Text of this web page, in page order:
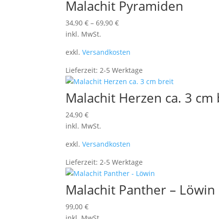
Malachit Pyramiden
34,90€ –69,90€
inkl. MwSt.
exkl.Versandkosten
Lieferzeit:2-5 Werktage
Malachit Herzen ca. 3
24,90€
inkl. MwSt.
exkl.Versandkosten
Lieferzeit:2-5 Werktage
Malachit Panther – Löwin
99,00€